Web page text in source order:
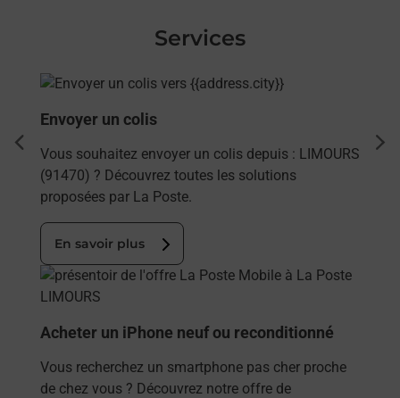
Services
En savoir plus
Envoyer un colis
Vous souhaitez envoyer un colis depuis : LIMOURS
(91470) ? Découvrez toutes les solutions
proposées par La Poste.
En savoir plus
En savoir plus
Acheter un iPhone neuf ou reconditionné
Vous recherchez un smartphone pas cher proche
de chez vous ? Découvrez notre offre de